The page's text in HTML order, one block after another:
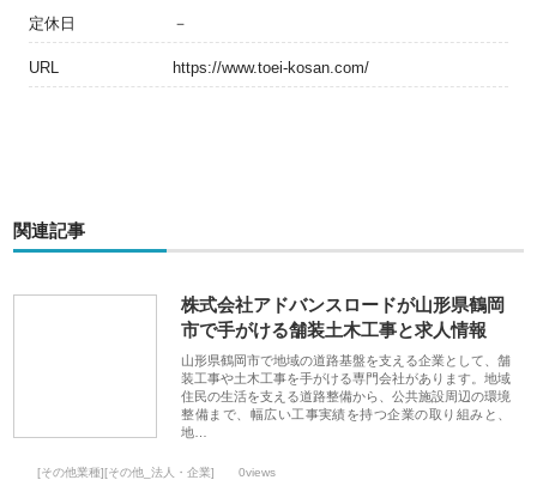
定休日 －
URL https://www.toei-kosan.com/
関連記事
株式会社アドバンスロードが山形県鶴岡
市で手がける舗装土木工事と求人情報
山形県鶴岡市で地域の道路基盤を支える企業として、舗
装工事や土木工事を手がける専門会社があります。地域
住民の生活を支える道路整備から、公共施設周辺の環境
整備まで、幅広い工事実績を持つ企業の取り組みと、
地…
[その他業種][その他_法人・企業] 0views